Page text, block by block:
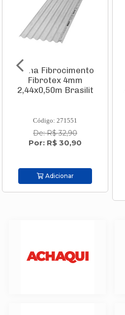
Telha Fibrocimento
Fibrotex 4mm
2,44x0,50m Brasilit
Código: 271551
De: R$ 32,90
Por: R$ 30,90
Adicionar